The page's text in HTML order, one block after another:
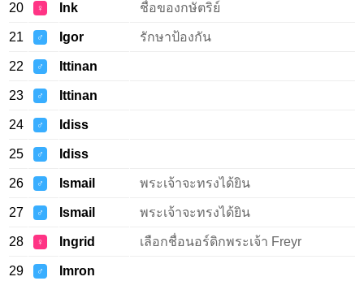
20 ♀ Ink ชื่อของกษัตริย์
21 ♂ Igor รักษาป้องกัน
22 ♂ Ittinan
23 ♂ Ittinan
24 ♂ Idiss
25 ♂ Idiss
26 ♂ Ismail พระเจ้าจะทรงได้ยิน
27 ♂ Ismail พระเจ้าจะทรงได้ยิน
28 ♀ Ingrid เลือกชื่อนอร์ดิกพระเจ้า Freyr
29 ♂ Imron